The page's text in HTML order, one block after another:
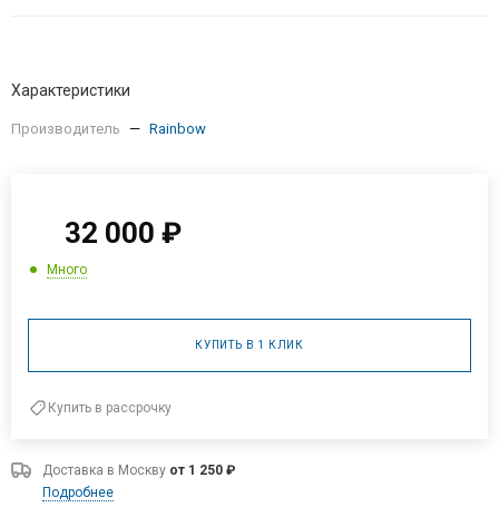
Характеристики
Производитель — Rainbow
32 000 ₽
Много
КУПИТЬ В 1 КЛИК
Купить в рассрочку
Доставка в Москву от 1 250 ₽
Подробнее